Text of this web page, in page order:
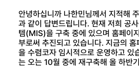
안녕하십니까 나한민님께서 지적해
과 같이 답변드립니다. 현재 저희 공
템(MIS)을 구축 중에 있으며 홈페이
부로써 추진되고 있습니다. 지금의
을 수렴코자 임시적으로 운영하고 있
는 오는 10월 중에 재구축해 올 하반